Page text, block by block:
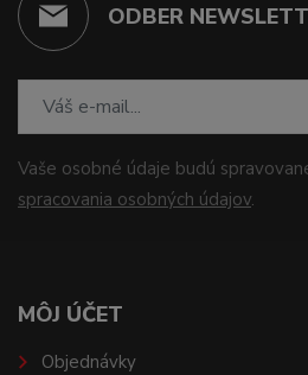
ODBER
Vaše osobné údaje budú
spracovania osobných údajov.
MÔJ ÚČET
Objednávky